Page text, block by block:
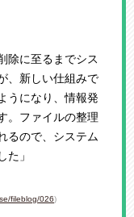
除に至るまでシス
、新しい仕組みで
うになり、情報発
。ファイルの整理
るので、システム
」
fileblog/026)